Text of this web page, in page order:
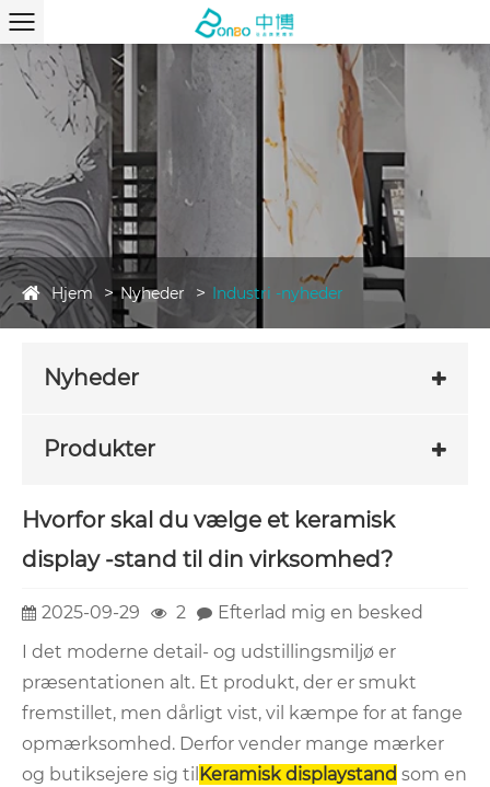
Hjem Nyheder Industri -nyheder
Nyheder
Produkter
Hvorfor skal du vælge et keramisk
display -stand til din virksomhed?
2025-09-29 2
Efterlad mig en besked
I det moderne detail- og udstillingsmiljø er
præsentationen alt. Et produkt, der er smukt
fremstillet, men dårligt vist, vil kæmpe for at fange
opmærksomhed. Derfor vender mange mærker
og butiksejere sig til Keramisk displaystand som en